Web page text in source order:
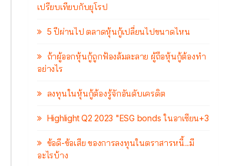
เปรียบเทียบกับยุโรป
5 ปีผ่านไป ตลาดหุ้นกู้เปลี่ยนไปขนาดไหน
ถ้าผู้ออกหุ้นกู้ถูกฟ้องล้มละลาย ผู้ถือหุ้นกู้ต้องทำ
อย่างไร
ลงทุนในหุ้นกู้ต้องรู้จักอันดับเครดิต
Highlight Q2 2023 "ESG bonds ในอาเซียน+3
ข้อดี-ข้อเสีย ของการลงทุนในตราสารหนี้...มี
อะไรบ้าง